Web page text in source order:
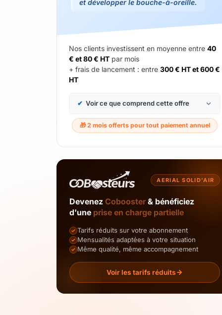
et développer le bouche-à-oreille.
Nos clients investissent en moyenne entre 40
€ et 80 € HT par mois
+ frais de lancement : entre 300 € HT et 600 €
HT
✔ Voir ce que comprend cette offre
🎁 2 mois offerts pour tout paiement annuel
AERIAL SOLID'AIR
Devenez Cobooster& bénéficiez
d'une prise en charge partielle
Tarifs réduits sur votre abonnement
Mensualités adaptées à votre situation
Même qualité, même accompagnement
Voir les tarifs réduits